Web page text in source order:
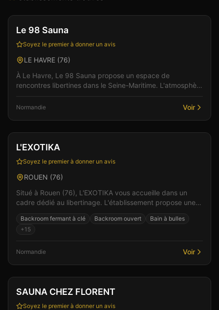
Le 98 Sauna
Soyez le premier à donner un avis
LE HAVRE (76)
À Le Havre, Le 98 Sauna propose un espace de
rencontres libertines dans le Seine-Maritime. L'atmosphère
Normandie Voir
Club Sauna +5
L'EXOTIKA
Soyez le premier à donner un avis
ROUEN (76)
Situé à Rouen (76), L'EXOTIKA vous accueille dans un
cadre dédié au libertinage. L'établissement propose une
Backroom fermant à clé Backroom ouvert
Bain à bulles
+15
Normandie Voir
Club Sauna
SAUNA CHEZ FLORENT
Soyez le premier à donner un avis